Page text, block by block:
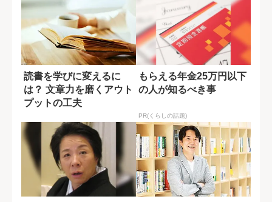
読書を学びに変えるに
は？ 文章力を磨くアウト
プットの工夫
もらえる年金25万円以下
の人が知るべき事
PR(くらしの話題)